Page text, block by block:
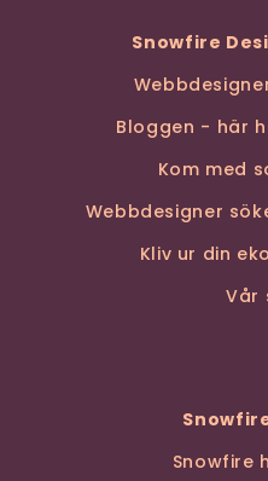
Snowfire
Bloggen - här
Kom med
Webbdesigner
Kliv ur din
Vår
Snowfire